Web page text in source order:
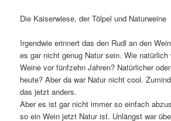
Die Kaiserwiese, der Tölpel und Naturweine
Irgendwie erinnert das den Rudl an den
es gar nicht genug Natur sein. Wie
Weine vor fünfzehn Jahren? Natürlicher
heute? Aber da war Natur nicht cool.
das jetzt anders.
Aber es ist gar nicht immer so einfach
so ein Wein jetzt Natur ist. Unlängst war